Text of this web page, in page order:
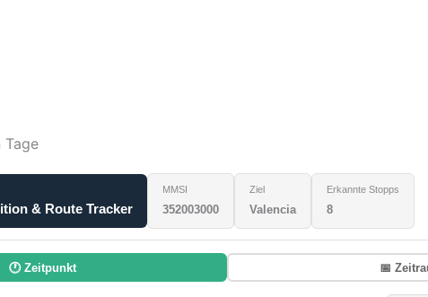
Tage
& Route Tracker
MMSI
352003000
Ziel
Valencia
Erkannte Stopps
8
🕐 Zeitpunkt 📅